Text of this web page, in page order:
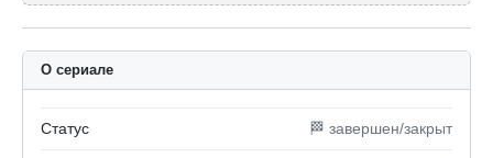
О сериале
Статус 🏁 завершен/закрыт